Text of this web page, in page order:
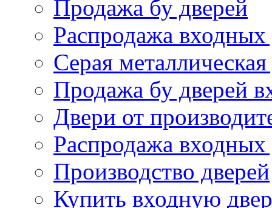
Продажа бу дверей
Распродажа
Серая
Продажа бу дверей
Двери от
Распродажа
Производство дверей
Купить входную